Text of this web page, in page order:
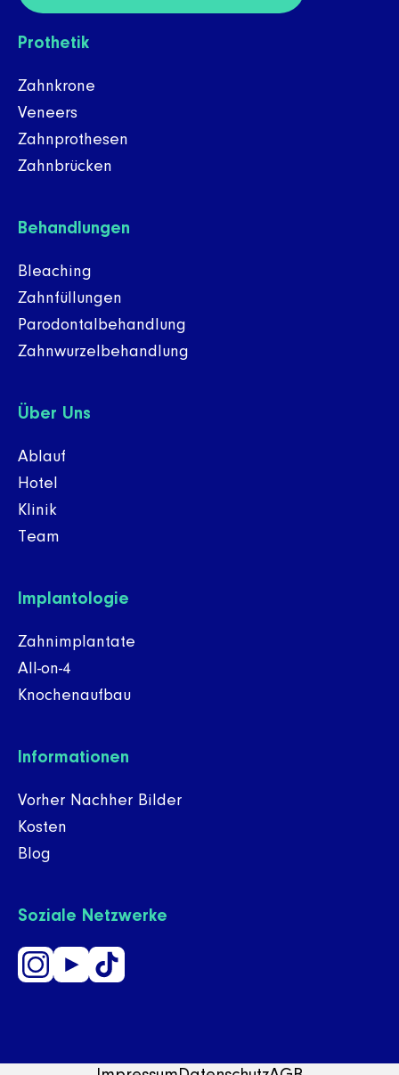
Prothetik
Zahnkrone
Veneers
Zahnprothesen
Zahnbrücken
Behandlungen
Bleaching
Zahnfüllungen
Parodontalbehandlung
Zahnwurzelbehandlung
Über Uns
Ablauf
Hotel
Klinik
Team
Implantologie
Zahnimplantate
All-on-4
Knochenaufbau
Informationen
Vorher Nachher Bilder
Kosten
Blog
Soziale Netzwerke